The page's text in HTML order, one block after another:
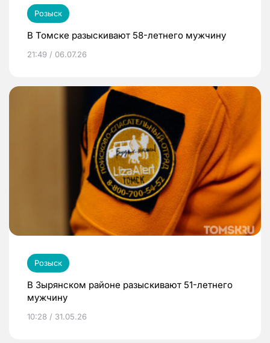
Розыск
В Томске разыскивают 58-летнего мужчину
21:49 / 06.07.26
Розыск
В Зырянском районе разыскивают 51-летнего
мужчину
10:28 / 31.05.26